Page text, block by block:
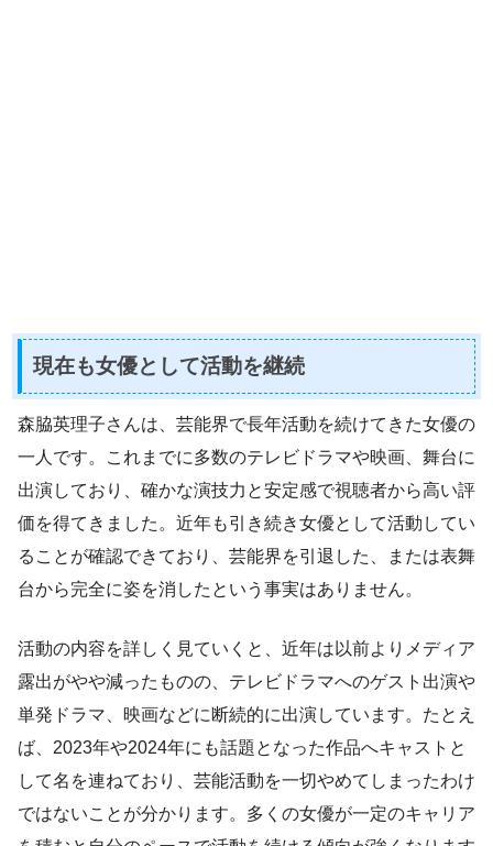
現在も女優として活動を継続
森脇英理子さんは、芸能界で長年活動を続けてきた女優の
一人です。これまでに多数のテレビドラマや映画、舞台に
出演しており、確かな演技力と安定感で視聴者から高い評
価を得てきました。近年も引き続き女優として活動してい
ることが確認できており、芸能界を引退した、または表舞
台から完全に姿を消したという事実はありません。
活動の内容を詳しく見ていくと、近年は以前よりメディア
露出がやや減ったものの、テレビドラマへのゲスト出演や
単発ドラマ、映画などに断続的に出演しています。たとえ
ば、2023年や2024年にも話題となった作品へキャストと
して名を連ねており、芸能活動を一切やめてしまったわけ
ではないことが分かります。多くの女優が一定のキャリア